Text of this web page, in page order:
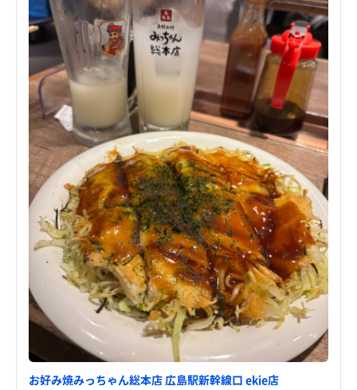
お好み焼みっちゃん総本店 広島駅新幹線口 ekie店